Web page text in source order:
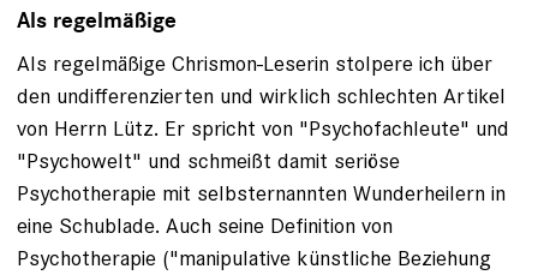
Als regelmäßige
Als regelmäßige Chrismon-Leserin stolpere ich über
den undifferenzierten und wirklich schlechten Artikel
von Herrn Lütz. Er spricht von "Psychofachleute" und
"Psychowelt" und schmeißt damit seriöse
Psychotherapie mit selbsternannten Wunderheilern in
eine Schublade. Auch seine Definition von
Psychotherapie ("manipulative künstliche Beziehung